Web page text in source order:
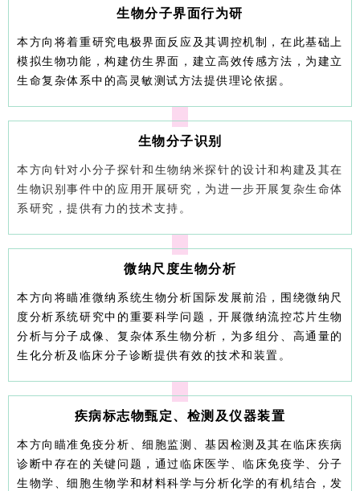
生物分子界面行为研
本方向将着重研究电极界面反应及其调控机制，在此基础上
模拟生物功能，构建仿生界面，建立高效传感方法，为建立
生命复杂体系中的高灵敏测试方法提供理论依据。
生物分子识别
本方向针对小分子探针和生物纳米探针的设计和构建及其在
生物识别事件中的应用开展研究，为进一步开展复杂生命体
系研究，提供有力的技术支持。
微纳尺度生物分析
本方向将瞄准微纳系统生物分析国际发展前沿，围绕微纳尺
度分析系统研究中的重要科学问题，开展微纳流控芯片生物
分析与分子成像、复杂体系生物分析，为多组分、高通量的
生化分析及临床分子诊断提供有效的技术和装置。
疾病标志物甄定、检测及仪器装置
本方向瞄准免疫分析、细胞监测、基因检测及其在临床疾病
诊断中存在的关键问题，通过临床医学、临床免疫学、分子
生物学、细胞生物学和材料科学与分析化学的有机结合，发